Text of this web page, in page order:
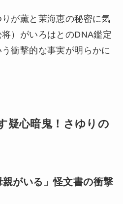
が薫と茉海恵の秘密に気
）がいろはとのDNA鑑定
衝撃的な事実が明らかに
疑心暗鬼！さゆりの
親がいる」怪文書の衝撃